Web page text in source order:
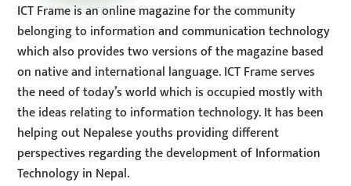
ICT Frame is an online magazine for the community
belonging to information and communication technology
which also provides two versions of the magazine based
on native and international language. ICT Frame serves
the need of today’s world which is occupied mostly with
the ideas relating to information technology. It has been
helping out Nepalese youths providing different
perspectives regarding the development of Information
Technology in Nepal.